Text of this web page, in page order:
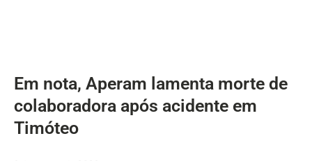
Em nota, Aperam lamenta morte de
colaboradora após acidente em
Timóteo